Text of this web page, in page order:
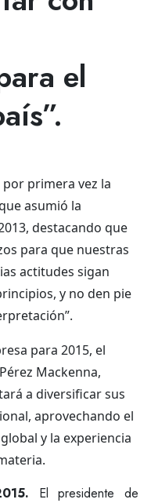
el
primera vez la
asumió la
destacando que
para que nuestras
actitudes sigan
y no den pie
para 2015, el
Mackenna,
a diversificar sus
aprovechando el
y la experiencia
El presidente de